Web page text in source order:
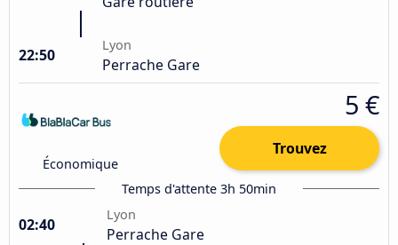
22:50
Lyon
Perrache Gare
Économique
5 €
Trouvez
Temps d'attente 3h 50min
02:40
Lyon
Perrache Gare